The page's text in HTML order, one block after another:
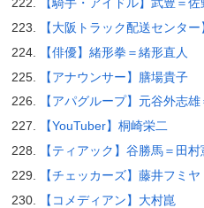
【騎手・アイドル】武豊＝
【大阪トラック配送センタ
【俳優】緒形拳＝緒形直人
【アナウンサー】膳場貴子
【アパグループ】元谷外志
【YouTuber】桐崎栄二
【ティアック】谷勝馬＝田
【チェッカーズ】藤井フミヤ
【コメディアン】大村崑